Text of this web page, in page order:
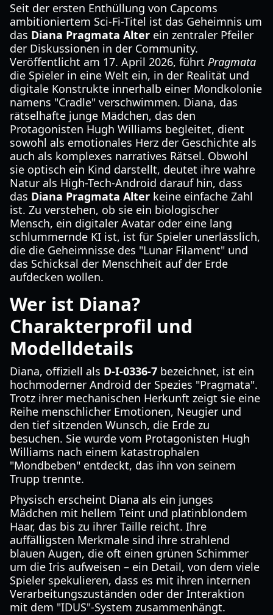
Seit der ersten Enthüllung von Capcoms
ambitioniertem Sci-Fi-Titel ist das Geheimnis um
das Diana Pragmata Alter ein zentraler Pfeiler
der Diskussionen in der Community.
Veröffentlicht am 17. April 2026, führt Pragmata
die Spieler in eine Welt ein, in der Realität und
digitale Konstrukte innerhalb einer Mondkolonie
namens "Cradle" verschwimmen. Diana, das
rätselhafte junge Mädchen, das den
Protagonisten Hugh Williams begleitet, dient
sowohl als emotionales Herz der Geschichte als
auch als komplexes narratives Rätsel. Obwohl
sie optisch ein Kind darstellt, deutet ihre wahre
Natur als High-Tech-Android darauf hin, dass
das Diana Pragmata Alter keine einfache Zahl
ist. Zu verstehen, ob sie ein biologischer
Mensch, ein digitaler Avatar oder eine lang
schlummernde KI ist, ist für Spieler unerlässlich,
die die Geheimnisse des "Lunar Filament" und
das Schicksal der Menschheit auf der Erde
aufdecken wollen.
Wer ist Diana?
Charakterprofil und
Modelldetails
Diana, offiziell als D-I-0336-7 bezeichnet, ist ein
hochmoderner Android der Spezies "Pragmata".
Trotz ihrer mechanischen Herkunft zeigt sie eine
Reihe menschlicher Emotionen, Neugier und
den tief sitzenden Wunsch, die Erde zu
besuchen. Sie wurde vom Protagonisten Hugh
Williams nach einem katastrophalen
"Mondbeben" entdeckt, das ihn von seinem
Trupp trennte.
Physisch erscheint Diana als ein junges
Mädchen mit hellem Teint und platinblondem
Haar, das bis zu ihrer Taille reicht. Ihre
auffälligsten Merkmale sind ihre strahlend
blauen Augen, die oft einen grünen Schimmer
um die Iris aufweisen – ein Detail, von dem viele
Spieler spekulieren, dass es mit ihren internen
Verarbeitungszuständen oder der Interaktion
mit dem "IDUS"-System zusammenhängt.